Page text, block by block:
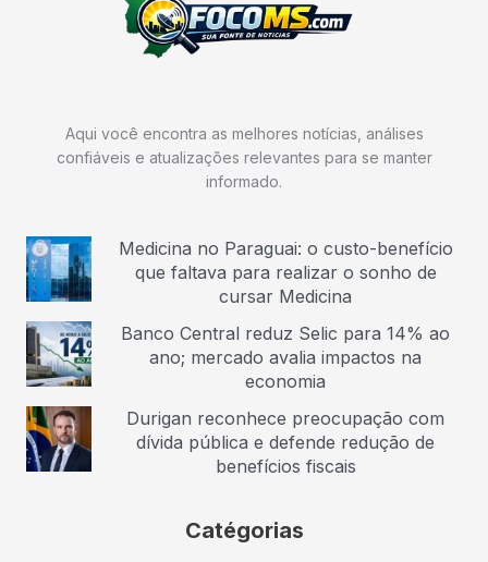
Aqui você encontra as melhores notícias, análises
confiáveis e atualizações relevantes para se manter
informado.
Medicina no Paraguai: o custo-benefício
que faltava para realizar o sonho de
cursar Medicina
Banco Central reduz Selic para 14% ao
ano; mercado avalia impactos na
economia
Durigan reconhece preocupação com
dívida pública e defende redução de
benefícios fiscais
Catégorias